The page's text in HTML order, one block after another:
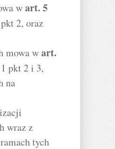
wart. 5
2, oraz
mowa wart.
pkt 2 i 3,
na
wraz z
tych